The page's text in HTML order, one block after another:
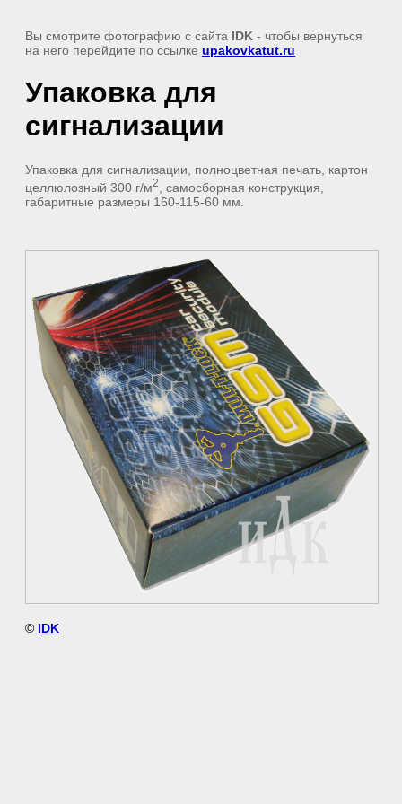
Вы смотрите фотографию с сайта IDK - чтобы вернуться
на него перейдите по ссылке upakovkatut.ru
Упаковка для
сигнализации
Упаковка для сигнализации, полноцветная печать, картон
целлюлозный 300 г/м2
, самосборная конструкция,
габаритные размеры 160-115-60 мм.
© IDK